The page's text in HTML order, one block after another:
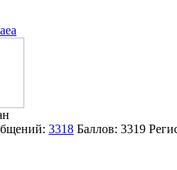
3318 Баллов: 3319